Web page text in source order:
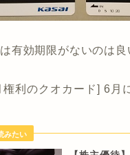
有効期限がないのは良
利のクオカード] 6月